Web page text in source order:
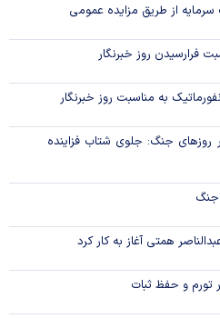
سرمایه از طریق مزایده عمومی
فرارسیدن روز خبرنگار
به مناسبت روز خبرنگار
روزهای جنگ: جلوی شتاب فزاینده
همتی آغاز به کار کرد
تورم و حفظ ثبات